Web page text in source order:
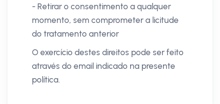
- Retirar o consentimento a qualquer
momento, sem comprometer a licitude
do tratamento anterior
O exercício destes direitos pode ser feito
através do email indicado na presente
política.